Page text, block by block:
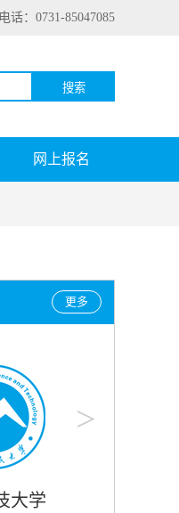
话：0731-85047085
搜索
网上报名
更多
>
农业大学